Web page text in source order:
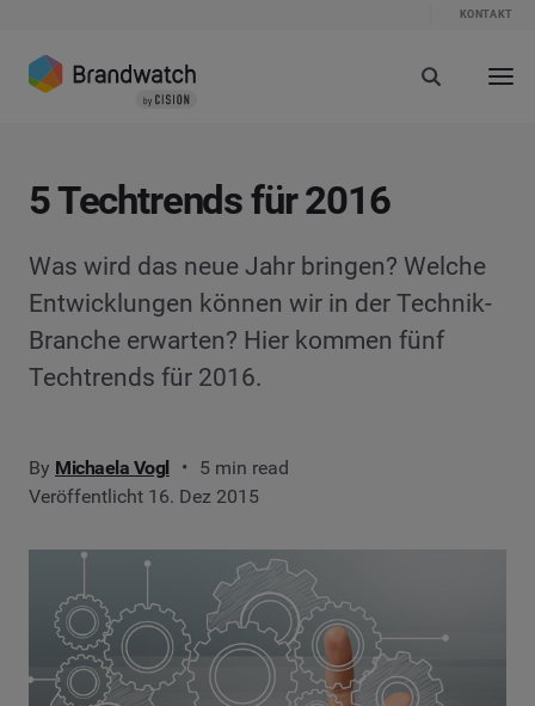
KONTAKT
5 Techtrends für 2016
Was wird das neue Jahr bringen? Welche
Entwicklungen können wir in der Technik-
Branche erwarten? Hier kommen fünf
Techtrends für 2016.
By Michaela Vogl
5 min read
Veröffentlicht 16. Dez 2015